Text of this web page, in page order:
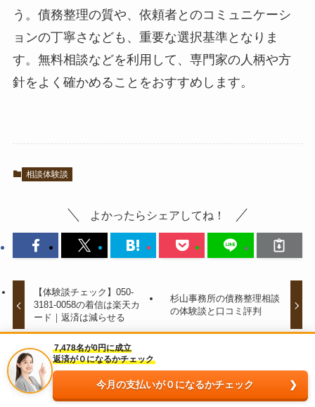
う。債務整理の質や、依頼者とのコミュニケーシ
ョンの丁寧さなども、重要な選択基準となりま
す。無料相談などを利用して、専門家の人柄や方
針をよく確かめることをおすすめします。
相談体験談
よかったらシェアしてね！
【体験談チェック】050-
3181-0058の着信は楽天カ
ード｜返済は減らせる
杉山事務所の債務整理相談
の体験談と口コミ評判
この記事を書いた人
7,478名が0円に成立
返済が０になるかチェック
今月の支払いが０になるかチェック